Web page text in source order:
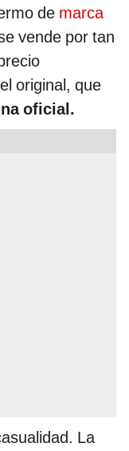
de marca
vende por tan
original, que
oficial.
La